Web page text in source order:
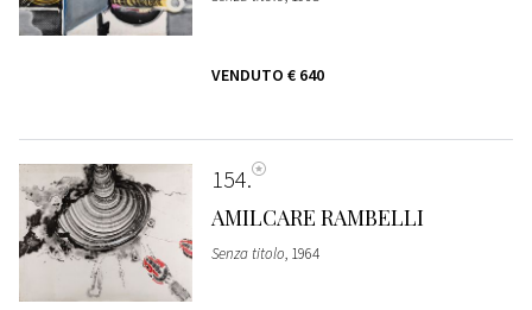
VENDUTO € 640
154
AMILCARE RAMBELLI
Senza titolo, 1964